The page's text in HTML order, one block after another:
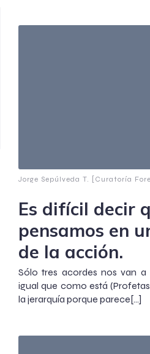
Jorge Sepúlveda T. [Curatoría
Es difícil decir
pensamos en
de la acción.
Sólo tres acordes nos van
igual que como está
la jerarquía porque parece[…]